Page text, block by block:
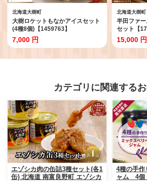
北海道大樹町
大樹ロケットもなかアイスセット
(4種8個)【1459763】
7,000 円
北海道大樹町
半田ファ
セット【
15,000 円
カテゴリに関連する
エゾシカ肉の缶詰3種セット(各1
缶) 北海道 南富良野町 エゾシカ
4種の手作
ャム 4個